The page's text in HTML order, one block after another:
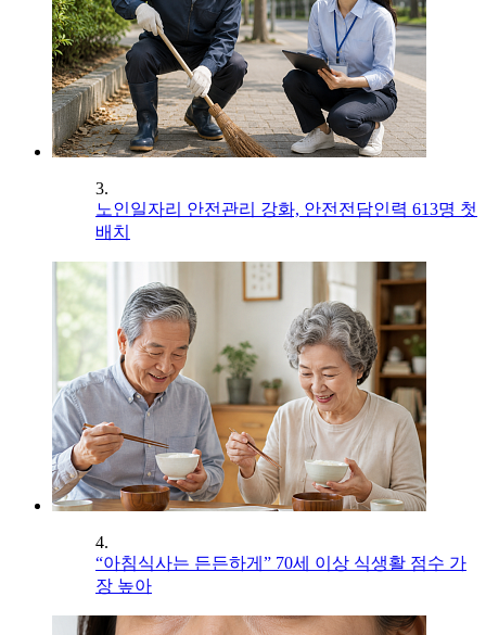
3.
노인일자리 안전관리 강화, 안전전담인력 613명 첫
배치
4.
“아침식사는 든든하게” 70세 이상 식생활 점수 가
장 높아